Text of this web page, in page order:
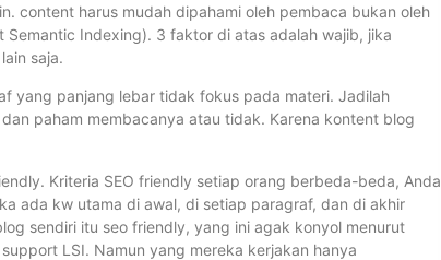
content harus mudah dipahami oleh pembaca bukan oleh
Indexing). 3 faktor di atas adalah wajib, jika
saja.
yang panjang lebar tidak fokus pada materi. Jadilah
paham membacanya atau tidak. Karena kontent blog
Kriteria SEO friendly setiap orang berbeda-beda, Anda
ada kw utama di awal, di setiap paragraf, dan di akhir
sendiri itu seo friendly, yang ini agak konyol menurut
LSI. Namun yang mereka kerjakan hanya